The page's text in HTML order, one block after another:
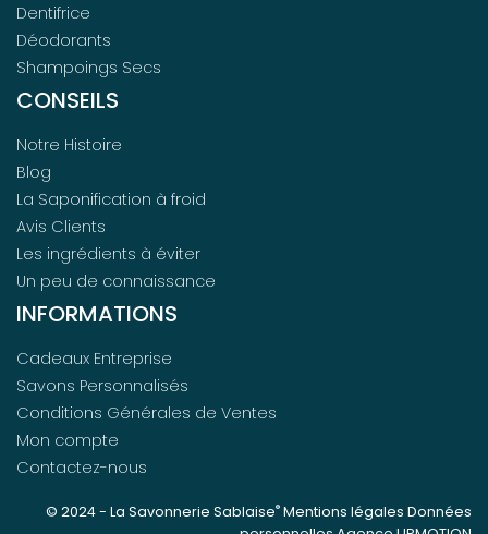
Dentifrice
Déodorants
Shampoings Secs
CONSEILS
Notre Histoire
Blog
La Saponification à froid
Avis Clients
Les ingrédients à éviter
Un peu de connaissance
INFORMATIONS
Cadeaux Entreprise
Savons Personnalisés
Conditions Générales de Ventes
Mon compte
Contactez-nous
© 2024 - La Savonnerie Sablaise® Mentions légales Données